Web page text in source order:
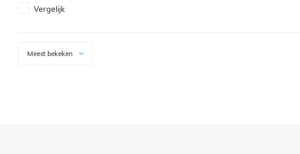
Vergelijk
Meest bekeken